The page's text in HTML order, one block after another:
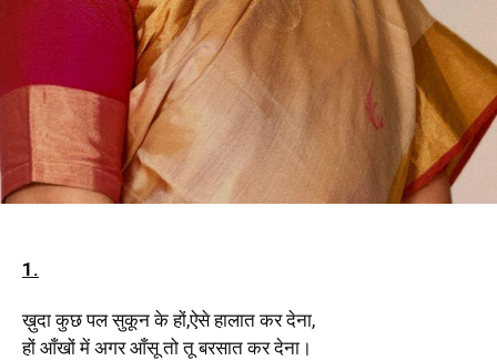
1.
ख़ुदा कुछ पल सुकून के हों,ऐसे हालात कर देना,
हों आँखों में अगर आँसू तो तू बरसात कर देना।